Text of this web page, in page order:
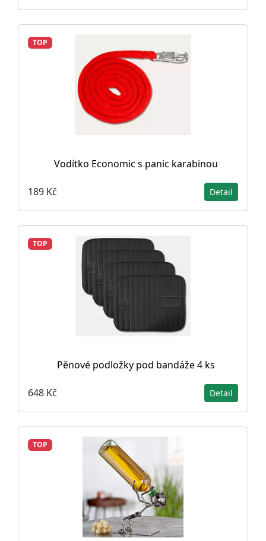
TOP
Vodítko Economic s panic karabinou
189 Kč Detail
TOP
Pěnové podložky pod bandáže 4 ks
648 Kč Detail
TOP